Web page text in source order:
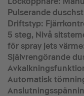
Pulserande
Driftstyp:
5 steg, Nivå
för spray jets
Självrengörande
Automatisk